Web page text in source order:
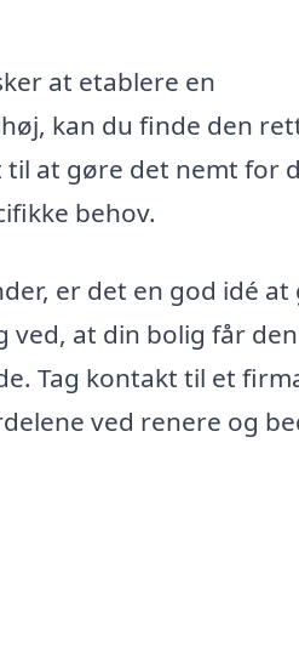
at etablere en
kan du finde den
at gøre det nemt for
behov.
er det en god idé at
ved, at din bolig får den
Tag kontakt til et
ved renere og